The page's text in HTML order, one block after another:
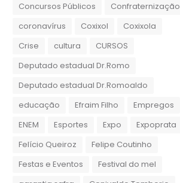
Concursos Públicos
Confraternização
coronavírus
Coxixol
Coxixola
Crise
cultura
CURSOS
Deputado estadual Dr.Romo
Deputado estadual Dr.Romoaldo
educação
Efraim Filho
Empregos
ENEM
Esportes Expo
Expoprata
Felício Queiroz
Felipe Coutinho
Festas e Eventos
Festival do mel